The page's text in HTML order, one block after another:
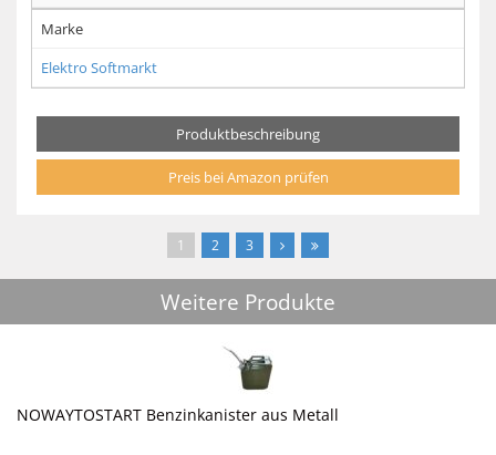
Marke
Elektro Softmarkt
Produktbeschreibung
Preis bei Amazon prüfen
1 2 3
Weitere Produkte
NOWAYTOSTART Benzinkanister aus Metall